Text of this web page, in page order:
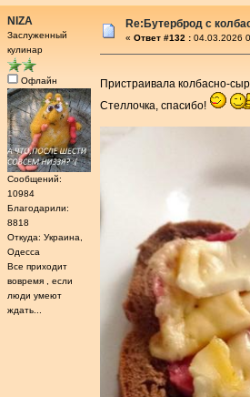
NIZA
Заслуженный
кулинар
Офлайн
Сообщений:
10984
Благодарили:
8818
Откуда: Украина,
Одесса
Все приходит
вовремя , если
люди умеют
ждать...
Re:Бутерброд с
« Ответ #132 : 04.03.2026
Пристраивала колбасно-
Стеллочка, спасибо!